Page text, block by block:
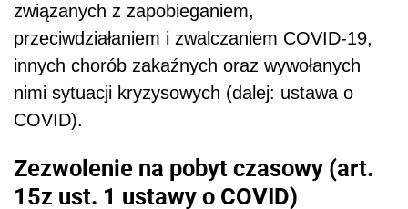
związanych z zapobieganiem,
przeciwdziałaniem i zwalczaniem COVID-19,
innych chorób zakaźnych oraz wywołanych
nimi sytuacji kryzysowych (dalej: ustawa o
COVID).
Zezwolenie na pobyt czasowy (art.
15z ust. 1 ustawy o COVID)